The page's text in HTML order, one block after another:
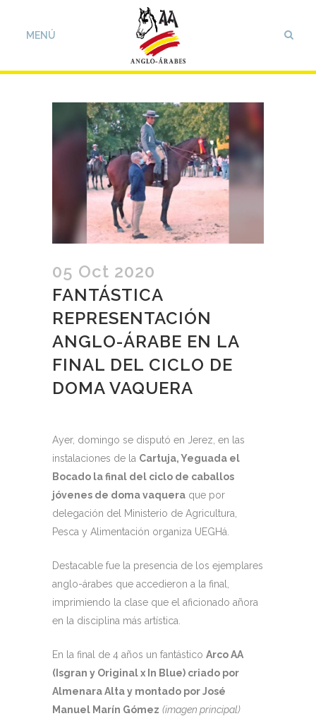
05 Oct 2020
FANTÁSTICA
REPRESENTACIÓN
ANGLO-ÁRABE EN LA
FINAL DEL CICLO DE
DOMA VAQUERA
Ayer, domingo se disputó en Jerez, en las
instalaciones de la Cartuja, Yeguada el
Bocado la final del ciclo de caballos
jóvenes de doma vaquera que por
delegación del Ministerio de Agricultura,
Pesca y Alimentación organiza UEGHá.
Destacable fue la presencia de los ejemplares
anglo-árabes que accedieron a la final,
imprimiendo la clase que el aficionado añora
en la disciplina más artística.
En la final de 4 años un fantástico Arco AA
(Isgran y Original x In Blue) criado por
Almenara Alta y montado por José
Manuel Marín Gómez (imagen principal)